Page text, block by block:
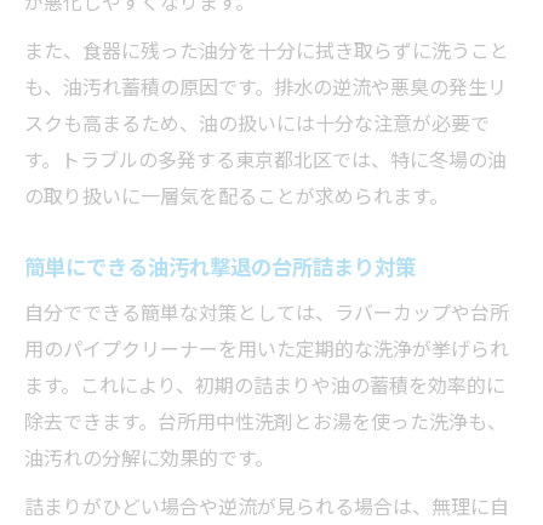
また、食器に残った油分を十分に拭き取らずに洗うこと
も、油汚れ蓄積の原因です。排水の逆流や悪臭の発生リ
スクも高まるため、油の扱いには十分な注意が必要で
す。トラブルの多発する東京都北区では、特に冬場の油
の取り扱いに一層気を配ることが求められます。
簡単にできる油汚れ撃退の台所詰まり対策
自分でできる簡単な対策としては、ラバーカップや台所
用のパイプクリーナーを用いた定期的な洗浄が挙げられ
ます。これにより、初期の詰まりや油の蓄積を効率的に
除去できます。台所用中性洗剤とお湯を使った洗浄も、
油汚れの分解に効果的です。
詰まりがひどい場合や逆流が見られる場合は、無理に自